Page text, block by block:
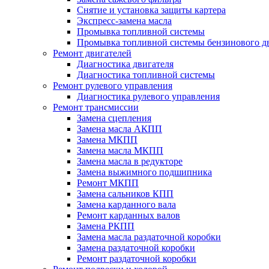
Снятие и установка защиты картера
Экспресс-замена масла
Промывка топливной системы
Промывка топливной системы бензинового
Ремонт двигателей
Диагностика двигателя
Диагностика топливной системы
Ремонт рулевого управления
Диагностика рулевого управления
Ремонт трансмиссии
Замена сцепления
Замена масла АКПП
Замена МКПП
Замена масла МКПП
Замена масла в редукторе
Замена выжимного подшипника
Ремонт МКПП
Замена сальников КПП
Замена карданного вала
Ремонт карданных валов
Замена РКПП
Замена масла раздаточной коробки
Замена раздаточной коробки
Ремонт раздаточной коробки